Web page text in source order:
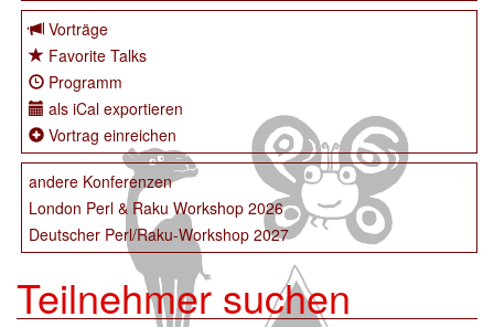
Vorträge
Favorite Talks
Programm
als iCal exportieren
Vortrag einreichen
andere Konferenzen
London Perl & Raku Workshop 2026
Deutscher Perl/Raku-Workshop 2027
Teilnehmer suchen